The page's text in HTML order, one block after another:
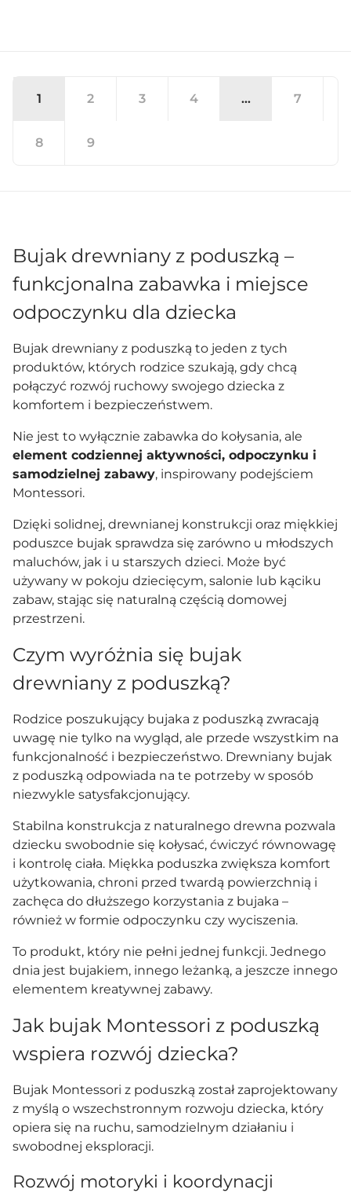
1 2 3 4 … 7
8 9
Bujak drewniany z poduszką –
funkcjonalna zabawka i miejsce
odpoczynku dla dziecka
Bujak drewniany z poduszką to jeden z tych
produktów, których rodzice szukają, gdy chcą
połączyć rozwój ruchowy swojego dziecka z
komfortem i bezpieczeństwem.
Nie jest to wyłącznie zabawka do kołysania, ale
element codziennej aktywności, odpoczynku i
samodzielnej zabawy, inspirowany podejściem
Montessori.
Dzięki solidnej, drewnianej konstrukcji oraz miękkiej
poduszce bujak sprawdza się zarówno u młodszych
maluchów, jak i u starszych dzieci. Może być
używany w pokoju dziecięcym, salonie lub kąciku
zabaw, stając się naturalną częścią domowej
przestrzeni.
Czym wyróżnia się bujak
drewniany z poduszką?
Rodzice poszukujący bujaka z poduszką zwracają
uwagę nie tylko na wygląd, ale przede wszystkim na
funkcjonalność i bezpieczeństwo. Drewniany bujak
z poduszką odpowiada na te potrzeby w sposób
niezwykle satysfakcjonujący.
Stabilna konstrukcja z naturalnego drewna pozwala
dziecku swobodnie się kołysać, ćwiczyć równowagę
i kontrolę ciała. Miękka poduszka zwiększa komfort
użytkowania, chroni przed twardą powierzchnią i
zachęca do dłuższego korzystania z bujaka –
również w formie odpoczynku czy wyciszenia.
To produkt, który nie pełni jednej funkcji. Jednego
dnia jest bujakiem, innego leżanką, a jeszcze innego
elementem kreatywnej zabawy.
Jak bujak Montessori z poduszką
wspiera rozwój dziecka?
Bujak Montessori z poduszką został zaprojektowany
z myślą o wszechstronnym rozwoju dziecka, który
opiera się na ruchu, samodzielnym działaniu i
swobodnej eksploracji.
Rozwój motoryki i koordynacji
PRZEJDŹ DO KOSZYKA
Kontynuuj zakupy